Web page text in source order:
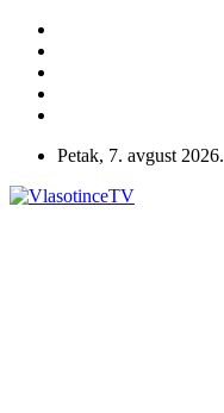
Petak, 7. avgust 2026.